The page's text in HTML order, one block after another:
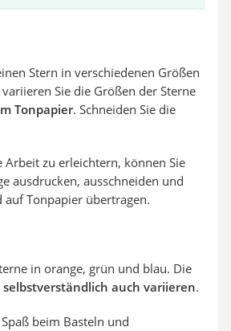
Stern in verschiedenen Größen
Sie die Größen der Sterne
Tonpapier. Schneiden Sie die
Arbeit zu erleichtern, können Sie
ausdrucken, ausschneiden und
auf Tonpapier übertragen.
in orange, grün und blau. Die
selbstverständlich auch variieren.
beim Basteln und